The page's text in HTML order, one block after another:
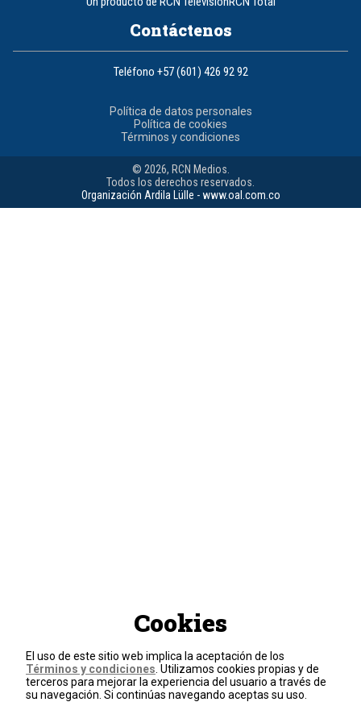
Contáctenos
Teléfono +57 (601) 426 92 92
Política de datos personales
Política de cookies
Términos y condiciones
© 2026, RCN Medios.
Todos los derechos reservados.
Organización Ardila Lülle - www.oal.com.co
Cookies
El uso de este sitio web implica la aceptación de los
Términos y condiciones . Utilizamos cookies propias y de
terceros para mejorar la experiencia del usuario a través de
su navegación. Si continúas navegando aceptas su uso.